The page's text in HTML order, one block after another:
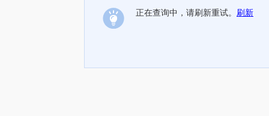
正在查询中，请刷新重试。 刷新